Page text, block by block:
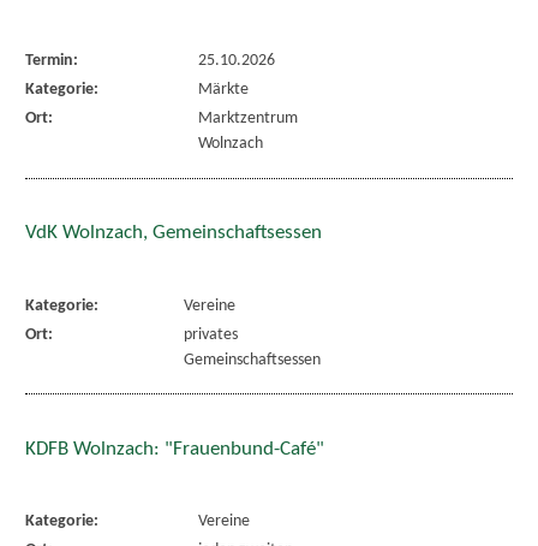
Termin:
25.10.2026
Kategorie:
Märkte
Ort:
Marktzentrum
Wolnzach
VdK Wolnzach, Gemeinschaftsessen
Kategorie:
Vereine
Ort:
privates
Gemeinschaftsessen
KDFB Wolnzach: "Frauenbund-Café"
Kategorie:
Vereine